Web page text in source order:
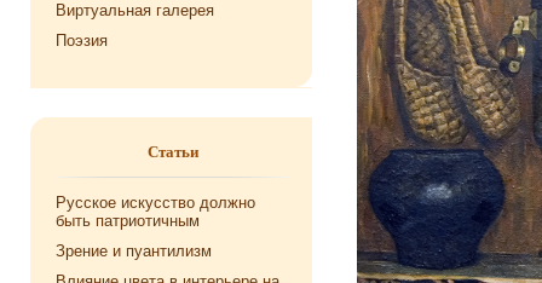
Виртуальная галерея
Поэзия
Статьи
Русское искусство должно
быть патриотичным
Зрение и пуантилизм